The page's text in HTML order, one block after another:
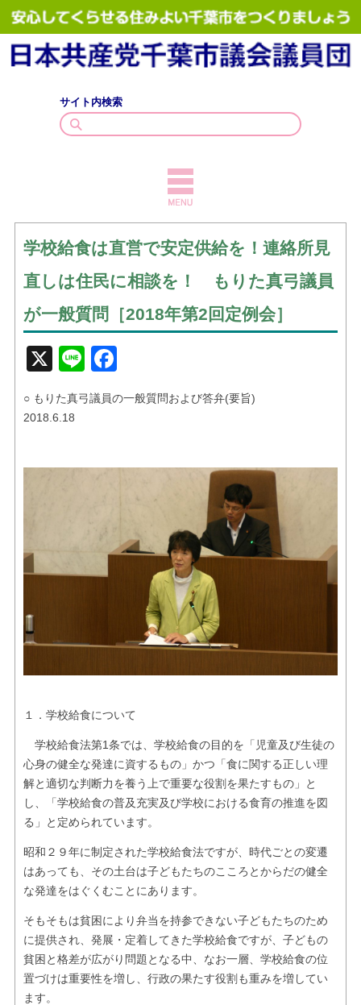
サイト内検索
政策・見解
お問い合せ
リンク
学校給食は直営で安定供給を！連絡所見
直しは住民に相談を！ もりた真弓議員
が一般質問［2018年第2回定例会］
X Line
○ もりた真弓議員の一般質問および答弁(要旨)
2018.6.18
１．学校給食について
学校給食法第1条では、学校給食の目的を「児童及び生徒の
心身の健全な発達に資するもの」かつ「食に関する正しい理
解と適切な判断力を養う上で重要な役割を果たすもの」と
し、「学校給食の普及充実及び学校における食育の推進を図
る」と定められています。
昭和２９年に制定された学校給食法ですが、時代ごとの変遷
はあっても、その土台は子どもたちのこころとからだの健全
な発達をはぐくむことにあります。
そもそもは貧困により弁当を持参できない子どもたちのため
に提供され、発展・定着してきた学校給食ですが、子どもの
貧困と格差が広がり問題となる中、なお一層、学校給食の位
置づけは重要性を増し、行政の果たす役割も重みを増してい
ます。